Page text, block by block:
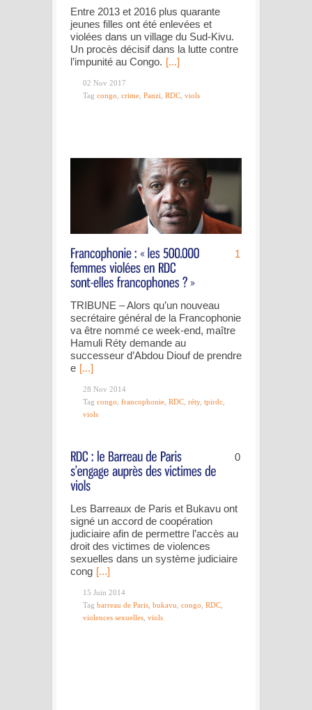
Entre 2013 et 2016 plus quarante
jeunes filles ont été enlevées et
violées dans un village du Sud-Kivu.
Un procès décisif dans la lutte contre
l’impunité au Congo. [...]
02 Nov 2017
Tag congo crime Panzi RDC viols
1
TRIBUNE – Alors qu’un nouveau
secrétaire général de la Francophonie
va être nommé ce week-end, maître
Hamuli Réty demande au
successeur d’Abdou Diouf de prendre
e [...]
28 Nov 2014
Tag congo francophonie RDC réty, tpirdc
viols
0
Les Barreaux de Paris et Bukavu ont
signé un accord de coopération
judiciaire afin de permettre l’accès au
droit des victimes de violences
sexuelles dans un système judiciaire
cong [...]
15 Juin 2014
Tag barreau de Paris, bukavu, congo, RDC,
violences sexuelles, viols